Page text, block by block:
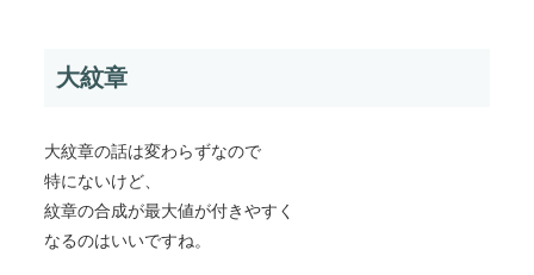
大紋章
大紋章の話は変わらずなので
特にないけど、
紋章の合成が最大値が付きやすく
なるのはいいですね。